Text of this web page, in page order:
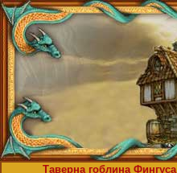
Таверна гоблина Фингуса